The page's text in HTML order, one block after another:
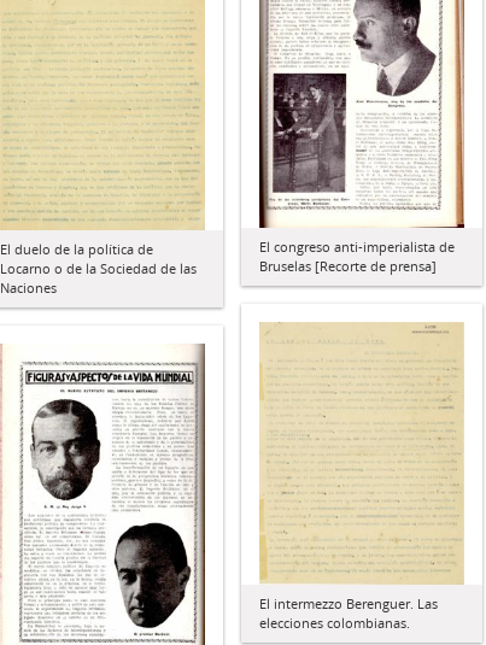
El congreso anti-imperialista de
Bruselas [Recorte de prensa]
El duelo de la política de
Locarno o de la Sociedad de las
Naciones
El intermezzo Berenguer. Las
elecciones colombianas.